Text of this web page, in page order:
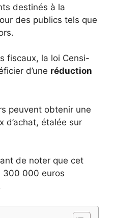
destinés à la
des publics tels que
fiscaux, la loi Censi-
d’une réduction
peuvent obtenir une
d’achat, étalée sur
de noter que cet
300 000 euros